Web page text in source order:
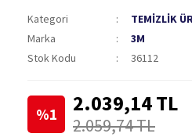
Kategori
TEMİZLİK
Marka
3M
Stok Kodu
36112
%1 2.039,14 TL
2.059,74 TL